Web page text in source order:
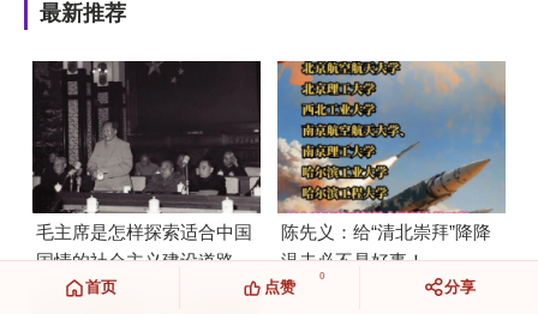
最新推荐
毛主席是怎样探索适合中国
国情的社会主义建设道路
的？
陈先义：给“清北崇拜”降降
温未必不是好事！
首页
0
点赞 分享